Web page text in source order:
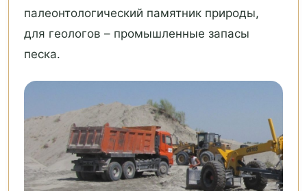
палеонтологический памятник природы,
для геологов – промышленные запасы
песка.